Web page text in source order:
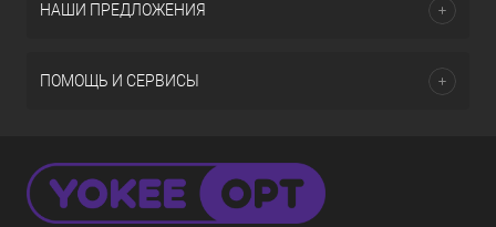
НАШИ ПРЕДЛОЖЕНИЯ
ПОМОЩЬ И СЕРВИСЫ